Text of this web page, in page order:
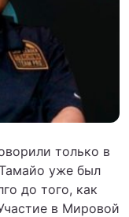
только в
уже был
до того, как
в Мировой